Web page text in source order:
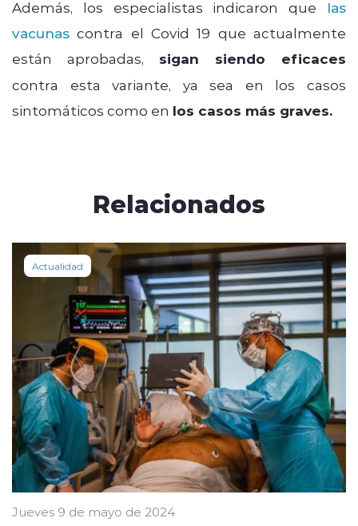
Además, los especialistas indicaron que las
vacunas contra el Covid 19 que actualmente
están aprobadas, sigan siendo eficaces
contra esta variante, ya sea en los casos
sintomáticos como en los casos más graves.
Relacionados
Actualidad
Jueves 9 de mayo de 2024